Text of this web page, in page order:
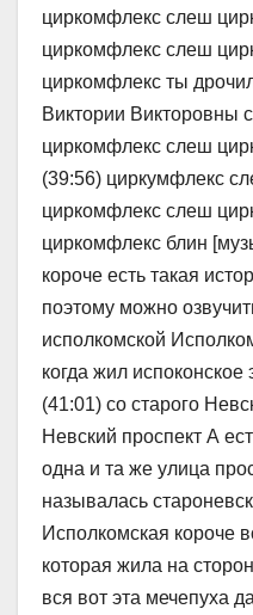
циркомфлекс слеш
циркомфлекс слеш
циркомфлекс ты
Виктории Викторовны
циркомфлекс слеш
(39:56) циркумфлекс
циркомфлекс слеш
циркомфлекс блин
короче есть такая
поэтому можно
исполкомской
когда жил испоконское
(41:01) со старого
Невский проспект А
одна и та же улица
называлась
Исполкомская короче
которая жила на
вся вот эта мечепуха